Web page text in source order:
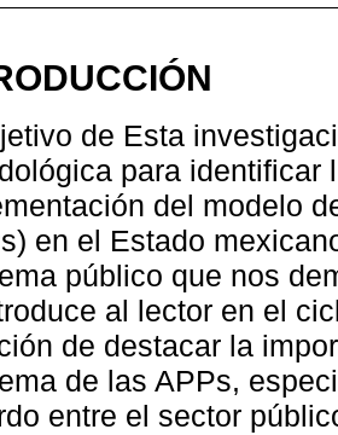
de Esta
para
del modelo
en el Estado
público que nos
al lector en el
de destacar la
de las APPs,
entre el sector